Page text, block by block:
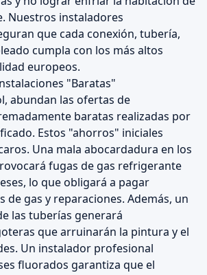
Nuestros instaladores
que cada conexión, tubería,
cumpla con los más altos
europeos.
"Baratas"
abundan las ofertas de
baratas realizadas por
Estos "ahorros" iniciales
Una mala abocardadura en los
fugas de gas refrigerante
lo que obligará a pagar
de gas y reparaciones. Además, un
las tuberías generará
que arruinarán la pintura y el
Un instalador profesional
fluorados garantiza que el